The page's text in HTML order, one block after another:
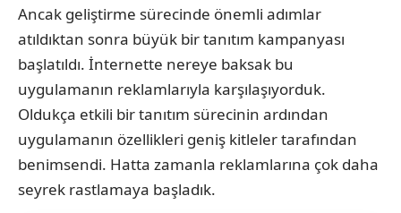
Ancak geliştirme sürecinde önemli adımlar
atıldıktan sonra büyük bir tanıtım kampanyası
başlatıldı. İnternette nereye baksak bu
uygulamanın reklamlarıyla karşılaşıyorduk.
Oldukça etkili bir tanıtım sürecinin ardından
uygulamanın özellikleri geniş kitleler tarafından
benimsendi. Hatta zamanla reklamlarına çok daha
seyrek rastlamaya başladık.